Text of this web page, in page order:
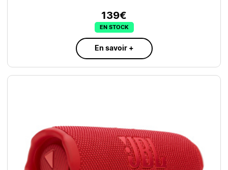
139€
EN STOCK
En savoir +